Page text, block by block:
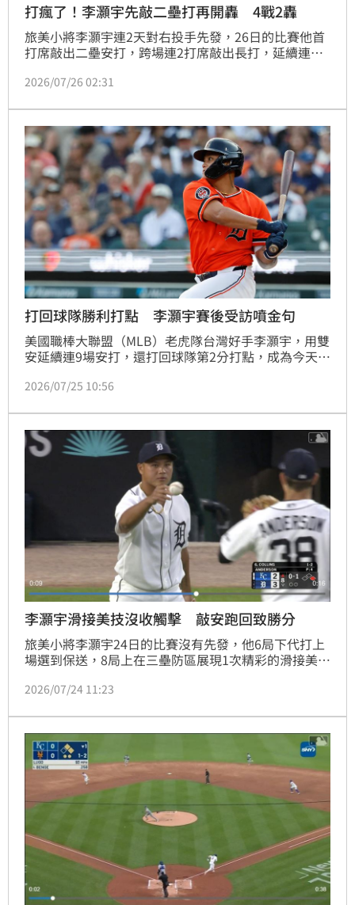
打瘋了！李灝宇先敲二壘打再開轟 4戰2轟
旅美小將李灝宇連2天對右投手先發，26日的比賽他首
打席敲出二壘安打，跨場連2打席敲出長打，延續連續
追平分，李灝宇連2場比賽貢獻打點。
2026/07/26 02:31
打回球隊勝利打點 李灝宇賽後受訪噴金句
美國職棒大聯盟（MLB）老虎隊台灣好手李灝宇，用雙
安延續連9場安打，還打回球隊第2分打點，成為今天以
麼」。
2026/07/25 10:56
李灝宇滑接美技沒收觸擊 敲安跑回致勝分
旅美小將李灝宇24日的比賽沒有先發，他6局下代打上
場選到保送，8局上在三壘防區展現1次精彩的滑接美技
友安打掩護下跑回超前分，老虎終場4：3險勝皇家。
2026/07/24 11:23